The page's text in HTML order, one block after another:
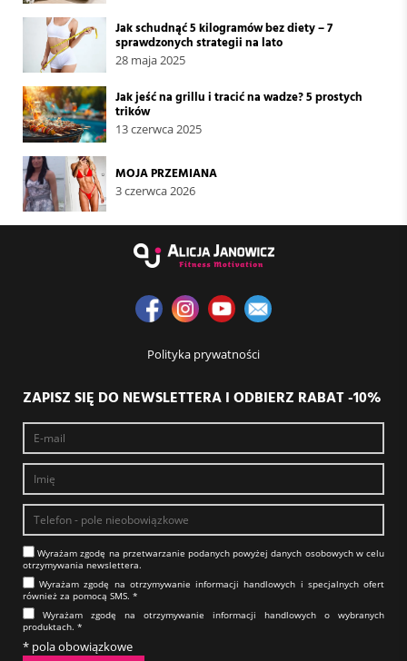
Jak schudnąć 5 kilogramów bez diety – 7
sprawdzonych strategii na lato
28 maja 2025
Jak jeść na grillu i tracić na wadze? 5 prostych
trików
13 czerwca 2025
MOJA PRZEMIANA
3 czerwca 2026
Polityka prywatności
ZAPISZ SIĘ DO NEWSLETTERA I ODBIERZ RABAT -10%
Wyrażam zgodę na prze­twa­rza­nie po­da­nych powyżej danych osobowych w celu
otrzy­my­wa­nia new­slet­tera.​​​​​​​
Wyrażam zgodę na otrzy­my­wa­nie in­for­ma­cji han­dlo­wych i specjalnych ofert
również za pomocą SMS.​​​​​​​ *
Wyrażam zgodę na otrzy­my­wa­nie in­for­ma­cji han­dlo­wych o wybranych
produktach.​​​​​​​ *
* pola obowiązkowe